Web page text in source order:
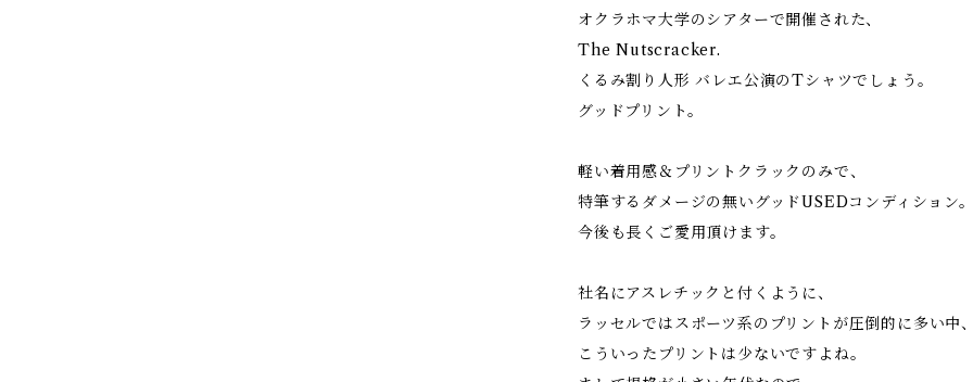
オクラホマ大学のシアターで開催された、
The Nutscracker.
くるみ割り人形 バレエ公演のTシャツでしょう。
グッドプリント。
軽い着用感＆プリントクラックのみで、
特筆するダメージの無いグッドUSEDコンディション。
今後も長くご愛用頂けます。
社名にアスレチックと付くように、
ラッセルではスポーツ系のプリントが圧倒的に多い中、
こういったプリントは少ないですよね。